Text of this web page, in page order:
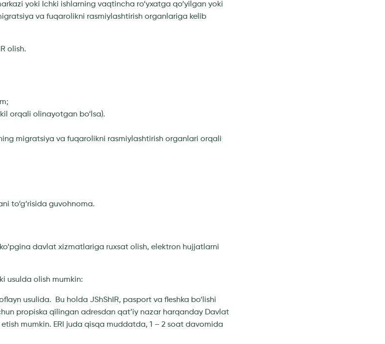
yoki Ichki ishlarning vaqtincha ro‘yxatga qo‘yilgan yoki
va fuqarolikni rasmiylashtirish organlariga kelib
olish.
orqali olinayotgan bo‘lsa).
migratsiya va fuqarolikni rasmiylashtirish organlari orqali
to‘g‘risida guvohnoma.
davlat xizmatlariga ruxsat olish, elektron hujjatlarni
usulda olish mumkin:
usulida. Bu holda JShShIR, pasport va fleshka bo‘lishi
propiska qilingan adresdan qat’iy nazar harqanday Davlat
mumkin. ERI juda qisqa muddatda, 1 – 2 soat davomida